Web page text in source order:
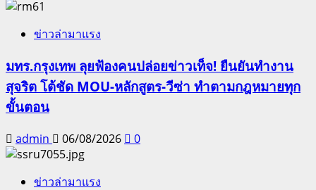
ข่าวล่ามาแรง
มทร.กรุงเทพ ลุยฟ้องคนปล่อยข่าวเท็จ! ยืนยันทำงาน
สุจริต โต้ชัด MOU-หลักสูตร-วีซ่า ทำตามกฎหมายทุก
ขั้นตอน
admin 06/08/2026 0
ข่าวล่ามาแรง